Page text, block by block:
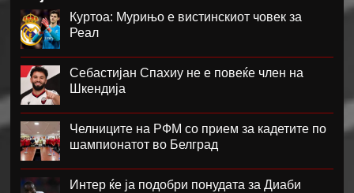
Куртоа: Мурињо е вистинскиот човек за
Реал
Себастијан Спахиу не е повеќе член на
Шкендија
Челниците на РФМ со прием за кадетите по
шампионатот во Белград
Интер ќе ја подобри понудата за Диаби